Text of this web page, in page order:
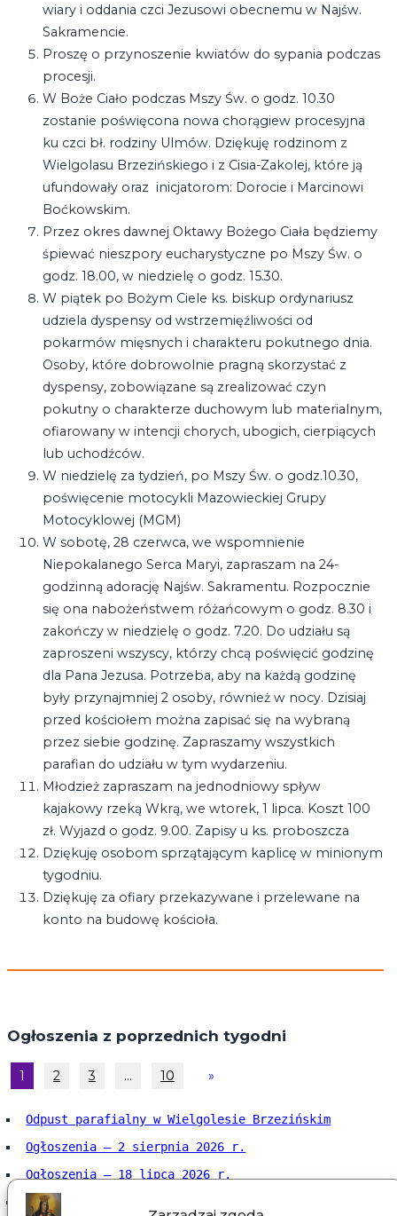
wiary i oddania czci Jezusowi obecnemu w Najśw.
Sakramencie.
Proszę o przynoszenie kwiatów do sypania podczas
procesji.
W Boże Ciało podczas Mszy Św. o godz. 10.30
zostanie poświęcona nowa chorągiew procesyjna
ku czci bł. rodziny Ulmów. Dziękuję rodzinom z
Wielgolasu Brzezińskiego i z Cisia-Zakolej, które ją
ufundowały oraz inicjatorom: Dorocie i Marcinowi
Boćkowskim.
Przez okres dawnej Oktawy Bożego Ciała będziemy
śpiewać nieszpory eucharystyczne po Mszy Św. o
godz. 18.00, w niedzielę o godz. 15.30.
W piątek po Bożym Ciele ks. biskup ordynariusz
udziela dyspensy od wstrzemięźliwości od
pokarmów mięsnych i charakteru pokutnego dnia.
Osoby, które dobrowolnie pragną skorzystać z
dyspensy, zobowiązane są zrealizować czyn
pokutny o charakterze duchowym lub materialnym,
ofiarowany w intencji chorych, ubogich, cierpiących
lub uchodźców.
W niedzielę za tydzień, po Mszy Św. o godz.10.30,
poświęcenie motocykli Mazowieckiej Grupy
Motocyklowej (MGM)
W sobotę, 28 czerwca, we wspomnienie
Niepokalanego Serca Maryi, zapraszam na 24-
godzinną adorację Najśw. Sakramentu. Rozpocznie
się ona nabożeństwem różańcowym o godz. 8.30 i
zakończy w niedzielę o godz. 7.20. Do udziału są
zaproszeni wszyscy, którzy chcą poświęcić godzinę
dla Pana Jezusa. Potrzeba, aby na każdą godzinę
były przynajmniej 2 osoby, również w nocy. Dzisiaj
przed kościołem można zapisać się na wybraną
przez siebie godzinę. Zapraszamy wszystkich
parafian do udziału w tym wydarzeniu.
Młodzież zapraszam na jednodniowy spływ
kajakowy rzeką Wkrą, we wtorek, 1 lipca. Koszt 100
zł. Wyjazd o godz. 9.00. Zapisy u ks. proboszcza
Dziękuję osobom sprzątającym kaplicę w minionym
tygodniu.
Dziękuję za ofiary przekazywane i przelewane na
konto na budowę kościoła.
Ogłoszenia z poprzednich tygodni
1 2 3 … 10 »
Odpust parafialny w Wielgolesie Brzezińskim
Ogłoszenia – 2 sierpnia 2026 r.
Ogłoszenia – 18 lipca 2026 r.
Ogłoszenia – 12 lipca 2026 r.